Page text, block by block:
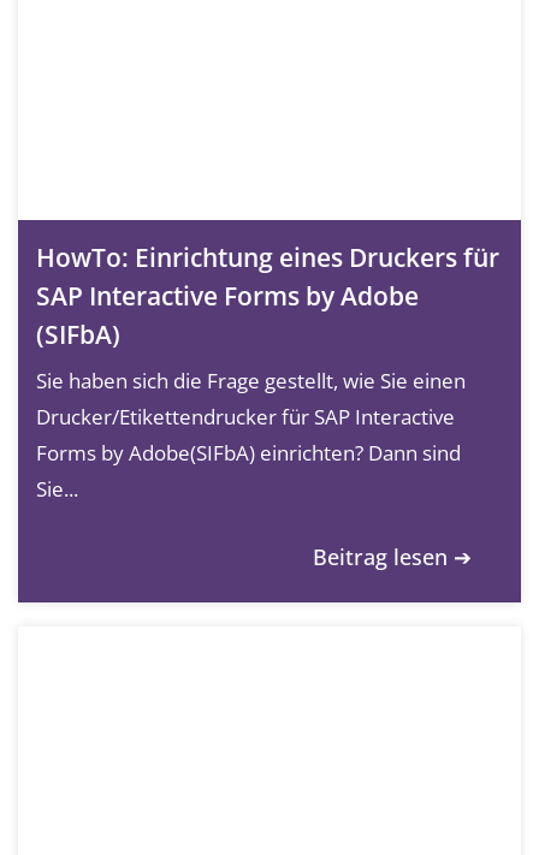
HowTo: Einrichtung eines Druckers für
SAP Interactive Forms by Adobe
(SIFbA)
Sie haben sich die Frage gestellt, wie Sie einen
Drucker/Etikettendrucker für SAP Interactive
Forms by Adobe(SIFbA) einrichten? Dann sind
Sie...
Beitrag lesen ➔